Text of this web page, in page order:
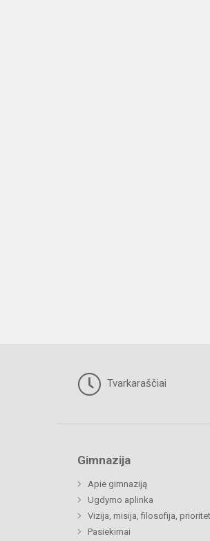
Tvarkaraščiai
Gimnazija
Apie gimnaziją
Ugdymo aplinka
Vizija, misija, filosofija,
Pasiekimai